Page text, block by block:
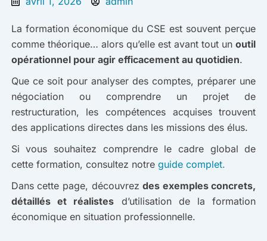
La formation économique du CSE est souvent perçue
comme théorique… alors qu’elle est avant tout unoutil
opérationnel pour agir efficacement au quotidien.
Que ce soit pour analyser des comptes, préparer une
négociation ou comprendre un projet de
restructuration, les compétences acquises trouvent
des applications directes dans les missions des élus.
Si vous souhaitez comprendre le cadre global de
cette formation, consultez notre guide complet.
Dans cette page, découvrezdes exemples concrets,
détaillés et réalistes d’utilisation de la formation
économique en situation professionnelle.